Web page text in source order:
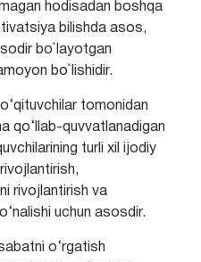
hodisadan boshqa
bilishda asos,
bo`layotgan
bo`lishidir.
o‘qituvchilar tomonidan
qo‘llab-quvvatlanadigan
turli xil ijodiy
rivojlantirish va
uchun asosdir.
o‘rgatish